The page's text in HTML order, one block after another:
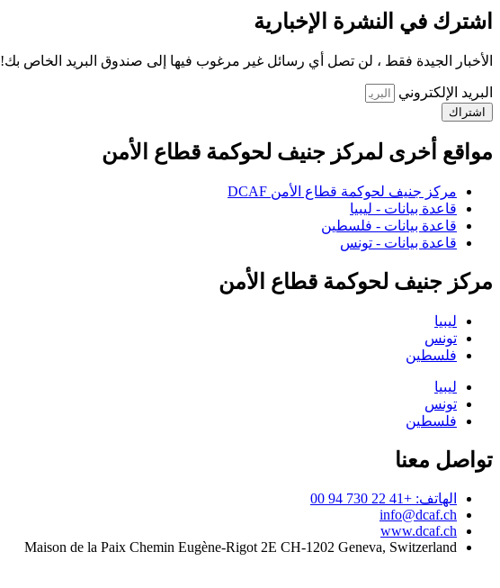
اشترك في النشرة الإخبارية
الأخبار الجيدة فقط ، لن تصل أي رسائل غير مرغوب فيها إلى صندوق البريد الخاص بك!
البريد الإلكتروني
اشتراك
مواقع أخرى لمركز جنيف لحوكمة قطاع الأمن
مركز جنيف لحوكمة قطاع الأمن DCAF
قاعدة بيانات - ليبيا
قاعدة بيانات - فلسطين
قاعدة بيانات - تونس
مركز جنيف لحوكمة قطاع الأمن
ليبيا
تونس
فلسطين
ليبيا
تونس
فلسطين
تواصل معنا
الهاتف: +41 22 730 94 00
info@dcaf.ch
www.dcaf.ch
Maison de la Paix Chemin Eugène-Rigot 2E CH-1202 Geneva, Switzerland